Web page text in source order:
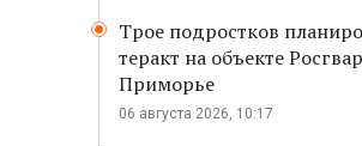
Трое подростков
теракт на объекте
Приморье
06 августа 2026, 10:17